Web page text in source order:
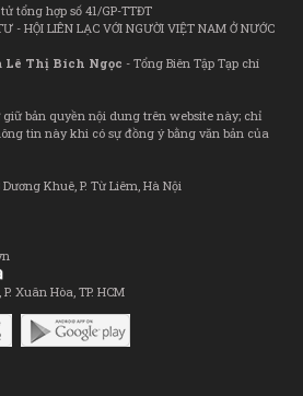
tổng hợp số 41/GP-TTĐT
- HỘI LIÊN LẠC VỚI NGƯỜI VIỆT NAM Ở NƯỚC
Lê Thị Bích Ngọc - Tổng Biên Tập Tạp chí
giữ bản quyền nội dung trên website này; chỉ
tin này khi có sự đồng ý bằng văn bản của
Khuê, P. Từ Liêm, Hà Nội
Xuân Hòa, TP. HCM